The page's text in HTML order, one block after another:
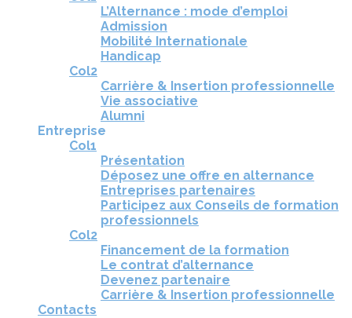
L’Alternance : mode d’emploi
Admission
Mobilité Internationale
Handicap
Col2
Carrière & Insertion professionnelle
Vie associative
Alumni
Entreprise
Col1
Présentation
Déposez une offre en alternance
Entreprises partenaires
Participez aux Conseils de formation
professionnels
Col2
Financement de la formation
Le contrat d’alternance
Devenez partenaire
Carrière & Insertion professionnelle
Contacts